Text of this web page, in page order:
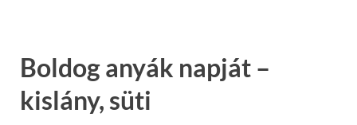
Boldog anyák napját –
kislány, süti